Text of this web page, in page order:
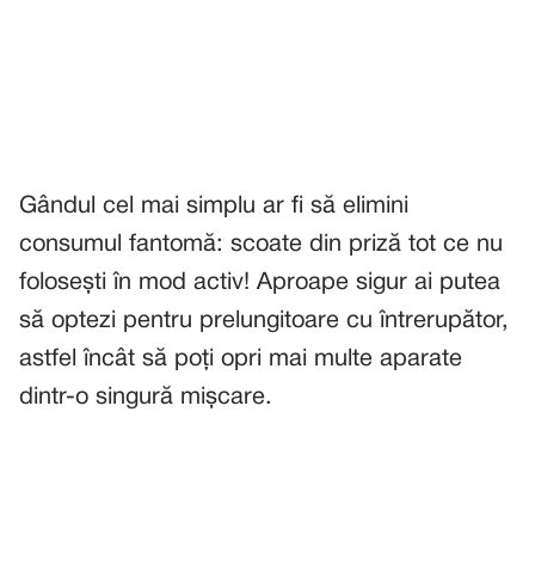
Gândul cel mai simplu ar fi să elimini
consumul fantomă: scoate din priză tot ce nu
folosești în mod activ! Aproape sigur ai putea
să optezi pentru prelungitoare cu întrerupător,
astfel încât să poți opri mai multe aparate
dintr-o singură mișcare.